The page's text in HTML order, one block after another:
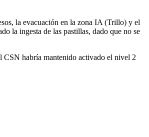
la evacuación en la zona IA (Trillo) y el
la ingesta de las pastillas, dado que no se
CSN habría mantenido activado el nivel 2